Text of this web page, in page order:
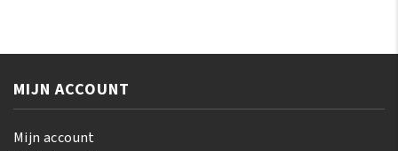
150
gr
aantal
Buttery
gr
MIJN ACCOUNT
Mijn account